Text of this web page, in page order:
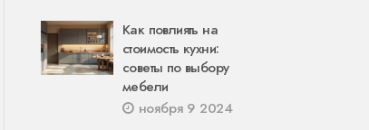
Как повлиять на
стоимость кухни:
советы по выбору
мебели
ноября 9 2024